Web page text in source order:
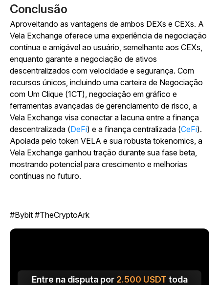
Conclusão
Aproveitando as vantagens de ambos DEXs e CEXs. A
Vela Exchange oferece uma experiência de negociação
contínua e amigável ao usuário, semelhante aos CEXs,
enquanto garante a negociação de ativos
descentralizados com velocidade e segurança. Com
recursos únicos, incluindo uma carteira de Negociação
com Um Clique (1CT), negociação em gráfico e
ferramentas avançadas de gerenciamento de risco, a
Vela Exchange visa conectar a lacuna entre a finança
descentralizada (DeFi) e a finança centralizada (CeFi).
Apoiada pelo token VELA e sua robusta tokenomics, a
Vela Exchange ganhou tração durante sua fase beta,
mostrando potencial para crescimento e melhorias
contínuas no futuro.
#Bybit #TheCryptoArk
Entre na disputa por 2.500 USDT toda